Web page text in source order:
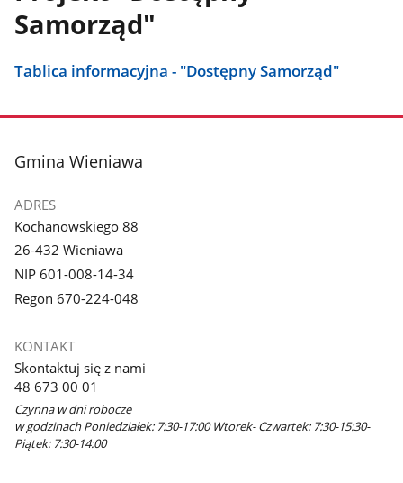
Samorząd"
Tablica informacyjna - "Dostępny Samorząd"
stopka
Gmina Wieniawa
ADRES
Kochanowskiego 88
26-432 Wieniawa
NIP 601-008-14-34
Regon 670-224-048
KONTAKT
Skontaktuj się z nami
48 673 00 01
Czynna w dni robocze
w godzinach Poniedziałek: 7:30-17:00 Wtorek- Czwartek: 7:30-15:30-
Piątek: 7:30-14:00